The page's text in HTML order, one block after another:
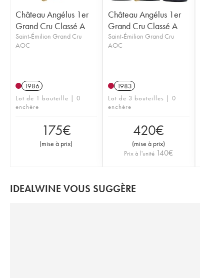
Château Angélus 1er
Grand Cru Classé A
Saint-Émilion Grand Cru
AOC
1986
Lot de 1 bouteille | 0
enchère
175€
(mise à prix)
Château Angélus 1er
Grand Cru Classé A
Saint-Émilion Grand Cru
AOC
1983
Lot de 3 bouteilles | 0
enchère
420€
(mise à prix)
Prix à l'unité 140€
IDEALWINE VOUS SUGGÈRE